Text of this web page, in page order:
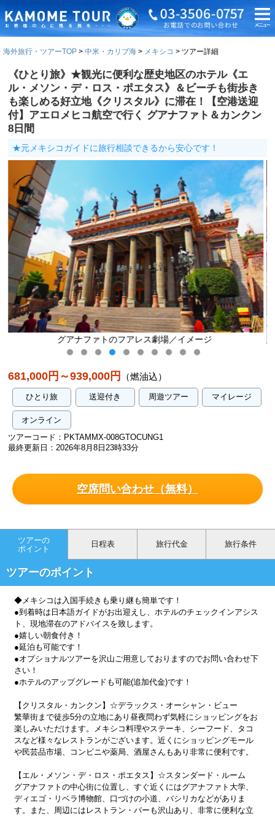
海外旅行・ツアーTOP 中米・カリブ海 メキシコ ツアー詳細
《ひとり旅》★観光に便利な歴史地区のホテル《エ
ル・メソン・デ・ロス・ポエタス》＆ビーチも街歩き
も楽しめる好立地《クリスタル》に滞在！【空港送迎
付】アエロメヒコ航空で行く グアナファト＆カンクン
8日間
★元メキシコガイドに旅行相談できるから安心です！
エルメソン・デ・ロスポエタス 外観
681,000円～939,000円 （燃油込）
ひとり旅 送迎付き 周遊ツアー マイレージ
オンライン
ツアーコード：PKTAMMX-008GTOCUNG1
最終更新日：2026年8月8日23時33分
空席問い合わせ（無料）
ツアーの
ポイント
日程表 旅行代金 旅行条件
ツアーのポイント
◆メキシコは入国手続きも乗り継も簡単です！
●到着時は日本語ガイドがお出迎えし、ホテルのチェックインアシス
ト、現地滞在のアドバイスを致します。
●嬉しい朝食付き！
●延泊も可能です！
●オプショナルツアーを沢山ご用意しておりますのでお問い合わせ下
さい！
●ホテルのアップグレードも可能(追加代金)です！
【クリスタル・カンクン】☆デラックス・オーシャン・ビュー
繁華街まで徒歩5分の立地にあり昼夜問わず気軽にショッピングをお
楽しみいただけます。メキシコ料理やステーキ、シーフード、タコ
スなど様々なレストランがございます。近くにショッピングモール
や民芸品市場、コンビニや薬局、酒屋さんもあり非常に便利です。
【エル・メソン・デ・ロス・ポエタス】☆スタンダード・ルーム
グアナファトの中心街に位置し、すぐ近くにはグアナファト大学、
ディエゴ・リベラ博物館、口づけの小道、バシリカなどがありま
す。また、周辺にはレストラン・バーも沢山あり、非常に便利な立